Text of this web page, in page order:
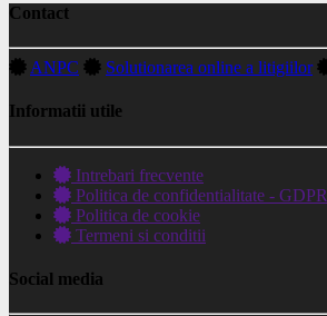
Contact
ANPC Solutionarea online a litigiilor
Informatii utile
Intrebari frecvente
Politica de confidentialitate - GDPR
Politica de cookie
Termeni si conditii
Social media